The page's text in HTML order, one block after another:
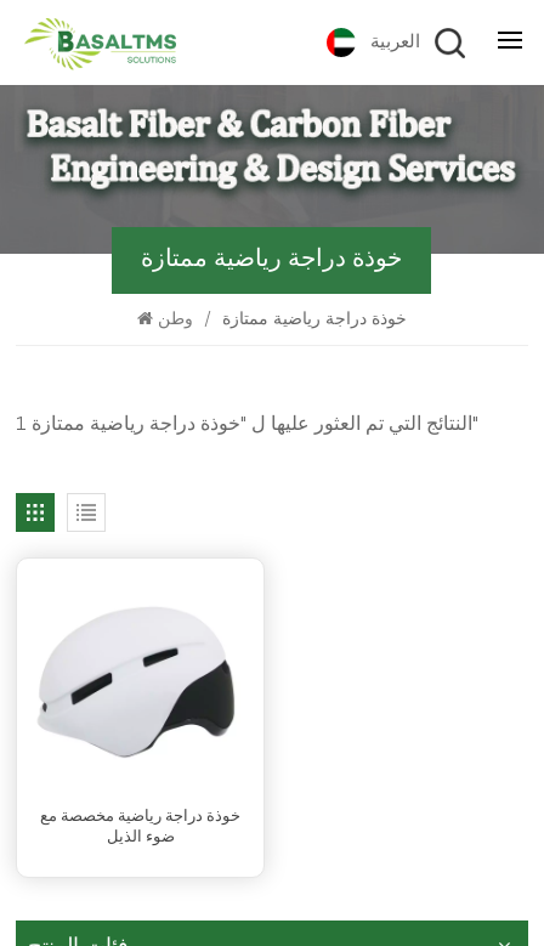
العربية
خوذة دراجة رياضية ممتازة
/ خوذة دراجة رياضية ممتازة
1 النتائج التي تم العثور عليها ل "خوذة دراجة رياضية ممتازة"
خوذة دراجة رياضية مخصصة مع
ضوء الذيل